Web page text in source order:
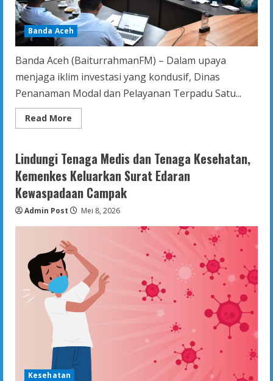
Banda Aceh
Banda Aceh (BaiturrahmanFM) – Dalam upaya
menjaga iklim investasi yang kondusif, Dinas
Penanaman Modal dan Pelayanan Terpadu Satu...
Read More
more
Fasilitasi
Penyelesaian
Permasalahan
Pelaku
Usaha
Bidang
Kesehatan
Lindungi Tenaga Medis dan Tenaga Kesehatan,
Kemenkes Keluarkan Surat Edaran
Kewaspadaan Campak
Admin Post Mei 8, 2026
Kesehatan